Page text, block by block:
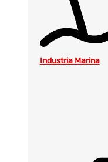
Industria Marina